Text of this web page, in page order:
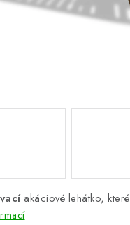
odstoupení od smlouvy
akáciové lehátko, které